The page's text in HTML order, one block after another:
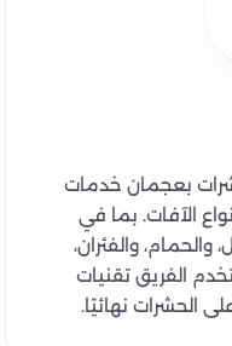
بعجمان خدمات
الآفات. بما في
والحمام، والفئران،
الفريق تقنيات
الحشرات نهائيًا.